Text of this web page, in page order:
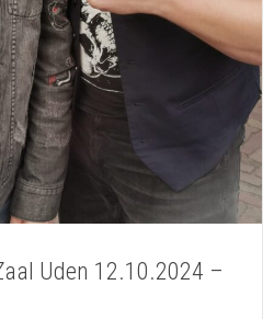
Uden 12.10.2024 –